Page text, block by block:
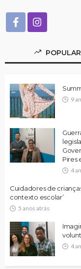
POPULAR
9
Pires
4
Cuidadores de
contexto escolar’
5 anos atrás
4